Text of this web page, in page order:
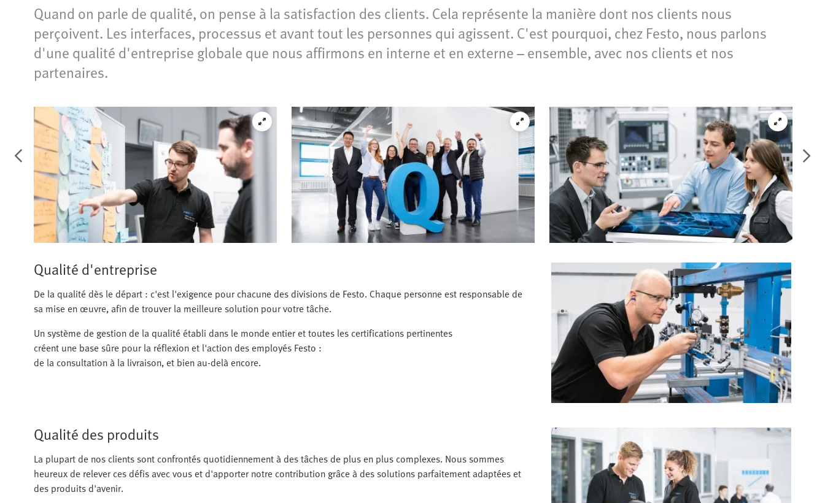
Quand on parle de qualité, on pense à la satisfaction des clients. Cela représente la manière dont nos clients nous
perçoivent. Les interfaces, processus et avant tout les personnes qui agissent. C'est pourquoi, chez Festo, nous parlons
d'une qualité d'entreprise globale que nous affirmons en interne et en externe – ensemble, avec nos clients et nos
partenaires.
Qualité d'entreprise
De la qualité dès le départ : c'est l'exigence pour chacune des divisions de Festo. Chaque personne est responsable de
sa mise en œuvre, afin de trouver la meilleure solution pour votre tâche.
Un système de gestion de la qualité établi dans le monde entier et toutes les certifications pertinentes
créent une base sûre pour la réflexion et l'action des employés Festo :
de la consultation à la livraison, et bien au-delà encore.
Qualité des produits
La plupart de nos clients sont confrontés quotidiennement à des tâches de plus en plus complexes. Nous sommes
heureux de relever ces défis avec vous et d'apporter notre contribution grâce à des solutions parfaitement adaptées et
des produits d'avenir.